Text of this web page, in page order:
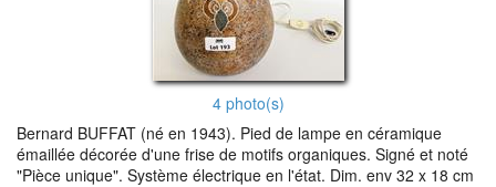
4 photo(s)
Bernard BUFFAT (né en 1943). Pied de lampe en céramique
émaillée décorée d'une frise de motifs organiques. Signé et noté
"Pièce unique". Système électrique en l'état. Dim. env 32 x 18 cm